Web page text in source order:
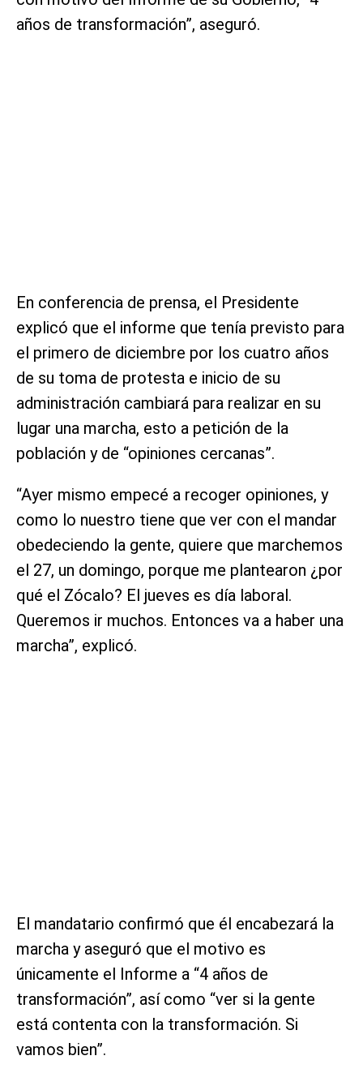
años de transformación”, aseguró.
En conferencia de prensa, el Presidente
explicó que el informe que tenía previsto para
el primero de diciembre por los cuatro años
de su toma de protesta e inicio de su
administración cambiará para realizar en su
lugar una marcha, esto a petición de la
población y de “opiniones cercanas”.
“Ayer mismo empecé a recoger opiniones, y
como lo nuestro tiene que ver con el mandar
obedeciendo la gente, quiere que marchemos
el 27, un domingo, porque me plantearon ¿por
qué el Zócalo? El jueves es día laboral.
Queremos ir muchos. Entonces va a haber una
marcha”, explicó.
El mandatario confirmó que él encabezará la
marcha y aseguró que el motivo es
únicamente el Informe a “4 años de
transformación”, así como “ver si la gente
está contenta con la transformación. Si
vamos bien”.